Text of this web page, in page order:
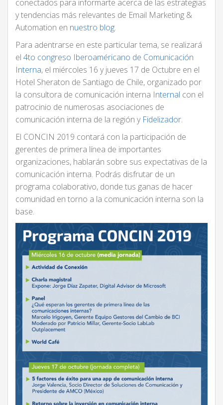
conectados para informarte acerca de las estrategias
y tendencias más relevantes de Email Marketing &
Automation en nuestro blog.
Para adentrarse en este particular tema, se realizará
el 4to congreso Iberoaméricano de Comunicación
Interna, el miércoles 16 y jueves 17 de Octubre en el
Hotel Sheraton de Santiago de Chile, organizado por
la consultora de comunicación interna Internal con el
patrocinio de numerosas asociaciones de
comunicación interna de la región y Fidelizador.
El CONCIN 2019 contará con la participación de
gerentes de primera línea de importantes
organizaciones, hablarán sobre sus expectativas de la
comunicación interna. Podrás disfrutar de un
programa colaborativo, donde tus ganas de hacer
comunidad en torno a la comunicación interna son la
base.